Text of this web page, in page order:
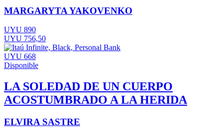
MARGARYTA YAKOVENKO
UYU 890
UYU 756,50
UYU 668
Disponible
LA SOLEDAD DE UN CUERPO
ACOSTUMBRADO A LA HERIDA
ELVIRA SASTRE